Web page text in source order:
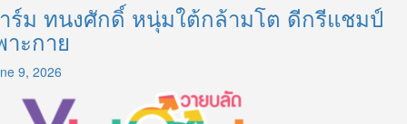
ร์ม ทนงศักดิ์ หนุ่มใต้กล้ามโต ดีกรีแชมป์
าะกาย
9, 2026